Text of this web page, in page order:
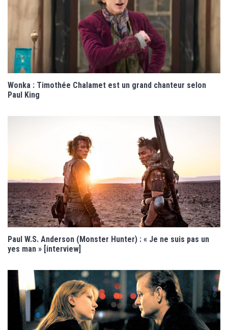
Wonka : Timothée Chalamet est un grand chanteur selon
Paul King
Paul W.S. Anderson (Monster Hunter) : « Je ne suis pas un
yes man » [interview]